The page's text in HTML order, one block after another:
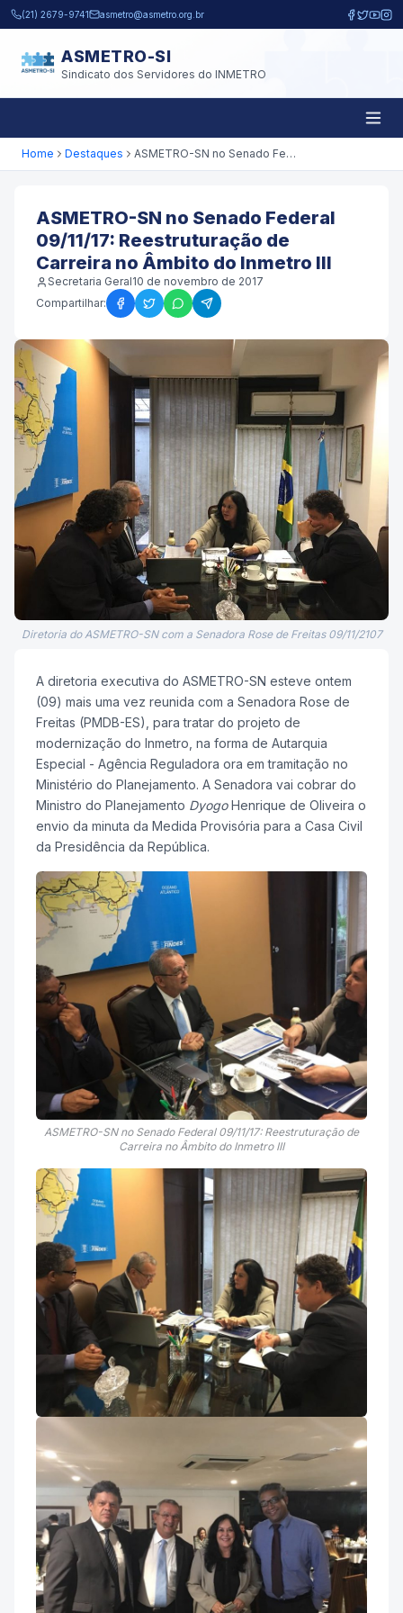
Pular para o conteúdo principal
(21) 2679-9741 asmetro@asmetro.org.br
ASMETRO-SI
Sindicato dos Servidores do INMETRO
Home Destaques ASMETRO-SN no Senado Federal 09/11/17: Reestruturação de Carreira no Âmbito do Inmetro III
ASMETRO-SN no Senado Federal
09/11/17: Reestruturação de
Carreira no Âmbito do Inmetro III
Secretaria Geral10 de novembro de 2017
Compartilhar:
Diretoria do ASMETRO-SN com a Senadora Rose de Freitas 09/11/2107
A diretoria executiva do ASMETRO-SN esteve ontem
(09) mais uma vez reunida com a Senadora Rose de
Freitas (PMDB-ES), para tratar do projeto de
modernização do Inmetro, na forma de Autarquia
Especial - Agência Reguladora ora em tramitação no
Ministério do Planejamento. A Senadora vai cobrar do
Ministro do Planejamento DyogoHenrique de Oliveira o
envio da minuta da Medida Provisória para a Casa Civil
da Presidência da República.
ASMETRO-SN no Senado Federal 09/11/17: Reestruturação de
Carreira no Âmbito do Inmetro III